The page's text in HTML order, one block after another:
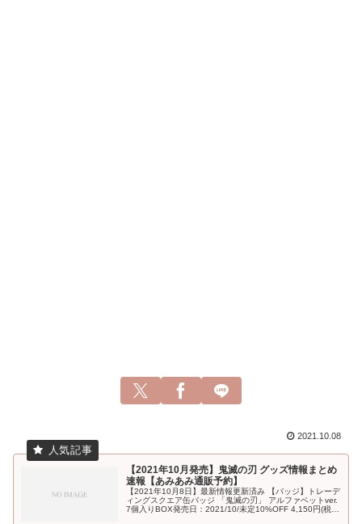
2021.10.08
【2021年10月発売】鬼滅の刃 グッズ情報まとめ
速報【あみあみ通販予約】
【2021年10月8日】最新情報更新済み 【バッジ】トレーデ
ィングスクエア缶バッジ 「鬼滅の刃」 アルファベットver.
7個入りBOX発売日：2021/10/未定10%OFF 4,150円(税